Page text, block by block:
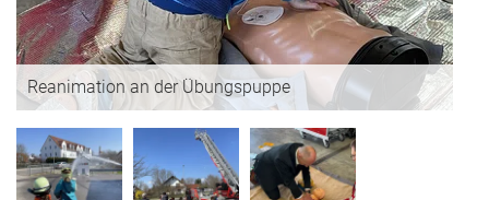
Reanimation an der Übungspuppe